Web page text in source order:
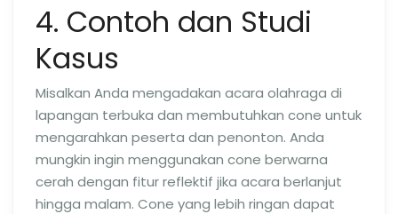
4. Contoh dan Studi
Kasus
Misalkan Anda mengadakan acara olahraga di
lapangan terbuka dan membutuhkan cone untuk
mengarahkan peserta dan penonton. Anda
mungkin ingin menggunakan cone berwarna
cerah dengan fitur reflektif jika acara berlanjut
hingga malam. Cone yang lebih ringan dapat